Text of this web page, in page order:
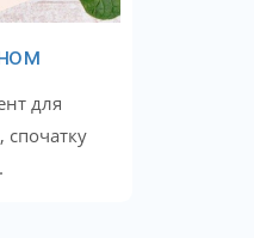
для
спочатку